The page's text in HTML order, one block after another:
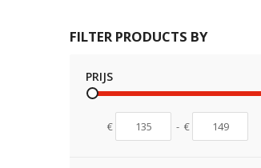
FILTER PRODUCTS BY
PRIJS
€ - €